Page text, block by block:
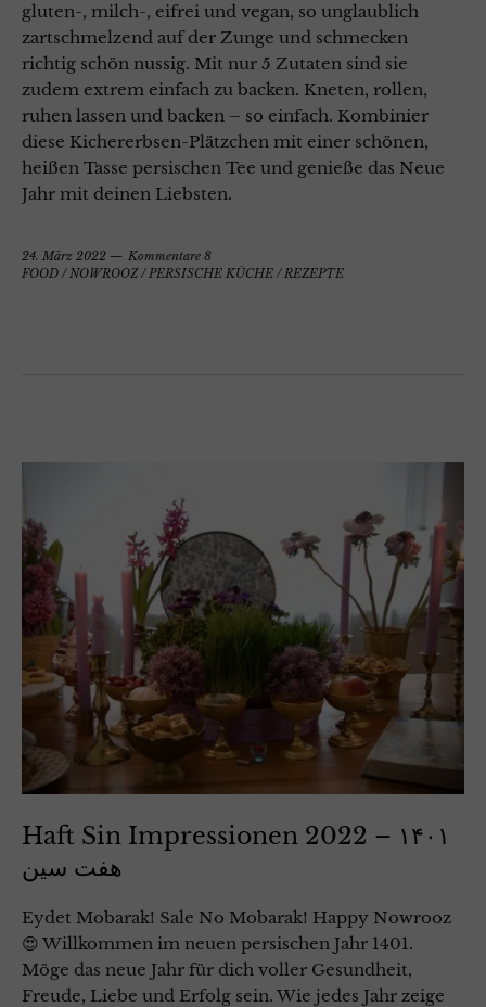
gluten-, milch-, eifrei und vegan, so unglaublich
zartschmelzend auf der Zunge und schmecken
richtig schön nussig. Mit nur 5 Zutaten sind sie
zudem extrem einfach zu backen. Kneten, rollen,
ruhen lassen und backen – so einfach. Kombinier
diese Kichererbsen-Plätzchen mit einer schönen,
heißen Tasse persischen Tee und genieße das Neue
Jahr mit deinen Liebsten.
24. März 2022
Kommentare 8
FOOD /NOWROOZ/PERSISCHE KÜCHE /REZEPTE
Haft Sin Impressionen 2022 – ۱۴۰۱
هفت سین
Eydet Mobarak! Sale No Mobarak! Happy Nowrooz
😍 Willkommen im neuen persischen Jahr 1401.
Möge das neue Jahr für dich voller Gesundheit,
Freude, Liebe und Erfolg sein. Wie jedes Jahr zeige